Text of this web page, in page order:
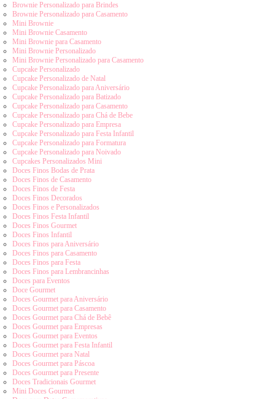
Brownie Personalizado para Brindes
Brownie Personalizado para Casamento
Mini Brownie
Mini Brownie Casamento
Mini Brownie para Casamento
Mini Brownie Personalizado
Mini Brownie Personalizado para Casamento
Cupcake Personalizado
Cupcake Personalizado de Natal
Cupcake Personalizado para Aniversário
Cupcake Personalizado para Batizado
Cupcake Personalizado para Casamento
Cupcake Personalizado para Chá de Bebe
Cupcake Personalizado para Empresa
Cupcake Personalizado para Festa Infantil
Cupcake Personalizado para Formatura
Cupcake Personalizado para Noivado
Cupcakes Personalizados Mini
Doces Finos Bodas de Prata
Doces Finos de Casamento
Doces Finos de Festa
Doces Finos Decorados
Doces Finos e Personalizados
Doces Finos Festa Infantil
Doces Finos Gourmet
Doces Finos Infantil
Doces Finos para Aniversário
Doces Finos para Casamento
Doces Finos para Festa
Doces Finos para Lembrancinhas
Doces para Eventos
Doce Gourmet
Doces Gourmet para Aniversário
Doces Gourmet para Casamento
Doces Gourmet para Chá de Bebê
Doces Gourmet para Empresas
Doces Gourmet para Eventos
Doces Gourmet para Festa Infantil
Doces Gourmet para Natal
Doces Gourmet para Páscoa
Doces Gourmet para Presente
Doces Tradicionais Gourmet
Mini Doces Gourmet